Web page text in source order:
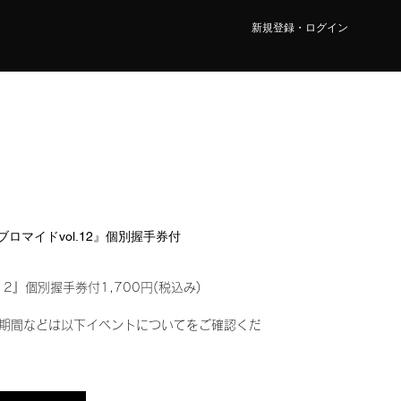
新規登録・ログイン
ロマイドvol.12』個別握手券付
』個別握手券付1,700円(税込み)
間などは以下イベントについてをご確認くだ